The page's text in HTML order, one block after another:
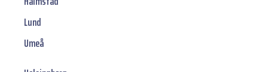
Lund
Umeå